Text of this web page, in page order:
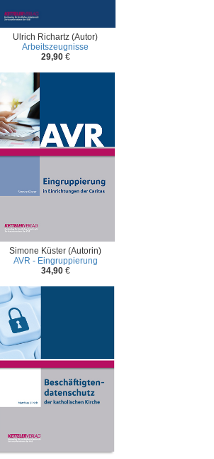
Ulrich Richartz (Autor)
Arbeitszeugnisse
29,90€
Simone Küster (Autorin)
AVR - Eingruppierung
34,90€